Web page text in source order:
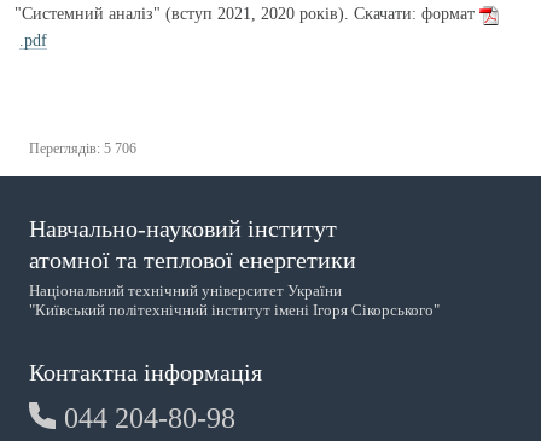
"Системний аналіз" (вступ 2021, 2020 років). Скачати: формат
.pdf
Переглядів: 5 706
Навчально-науковий інститут
атомної та теплової енергетики
Національний технічний університет України
"Київський політехнічний інститут імені Ігоря Сікорського"
Контактна інформація
044 204-80-98